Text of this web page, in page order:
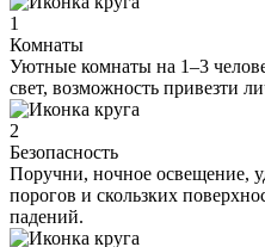
1
Комнаты
Уютные комнаты на 1–3
свет, возможность привезти
2
Безопасность
Поручни, ночное освещение,
порогов и скользких
падений.